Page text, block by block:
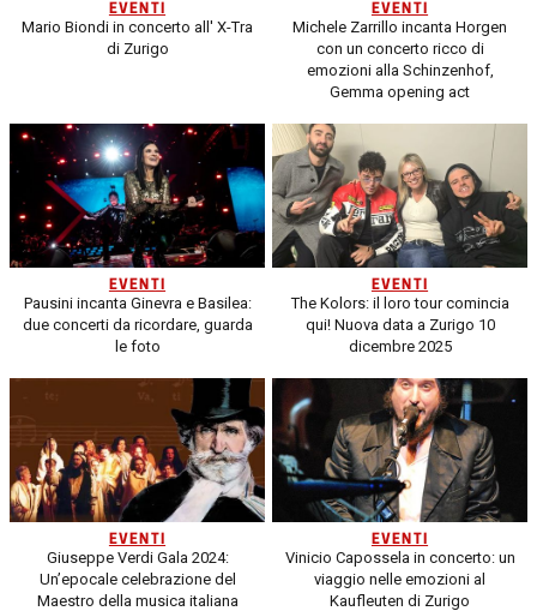
EVENTI
Mario Biondi in concerto all' X-Tra
di Zurigo
EVENTI
Michele Zarrillo incanta Horgen
con un concerto ricco di
emozioni alla Schinzenhof,
Gemma opening act
EVENTI
Pausini incanta Ginevra e Basilea:
due concerti da ricordare, guarda
le foto
EVENTI
The Kolors: il loro tour comincia
qui! Nuova data a Zurigo 10
dicembre 2025
EVENTI
Giuseppe Verdi Gala 2024:
Un’epocale celebrazione del
Maestro della musica italiana
EVENTI
Vinicio Capossela in concerto: un
viaggio nelle emozioni al
Kaufleuten di Zurigo